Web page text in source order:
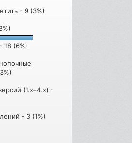
- 9 (3%)
18 (6%)
(1.x–4.x) -
- 3 (1%)